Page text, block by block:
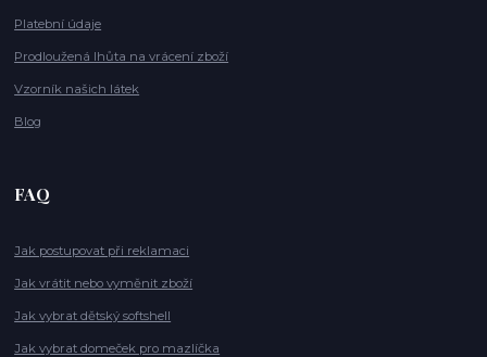
Platební údaje
Prodloužená lhůta na vrácení zboží
Vzorník našich látek
Blog
FAQ
Jak postupovat při reklamaci
Jak vrátit nebo vyměnit zboží
Jak vybrat dětský softshell
Jak vybrat domeček pro mazlíčka